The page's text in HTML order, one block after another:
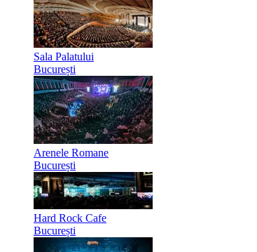
Sala Palatului
București
Arenele Romane
București
Hard Rock Cafe
București